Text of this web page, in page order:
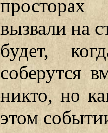
вызвали на
будет,
соберутся
никто, но
этом